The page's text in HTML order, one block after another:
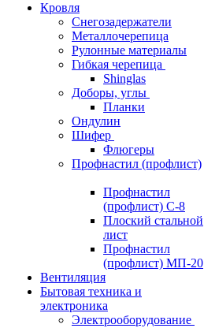
Кровля
Снегозадержатели
Металлочерепица
Рулонные материалы
Гибкая черепица
Shinglas
Доборы, углы
Планки
Ондулин
Шифер
Флюгеры
Профнастил (профлист)
Профнастил
(профлист) С-8
Плоский стальной
лист
Профнастил
(профлист) МП-20
Вентиляция
Бытовая техника и
электроника
Электрооборудование